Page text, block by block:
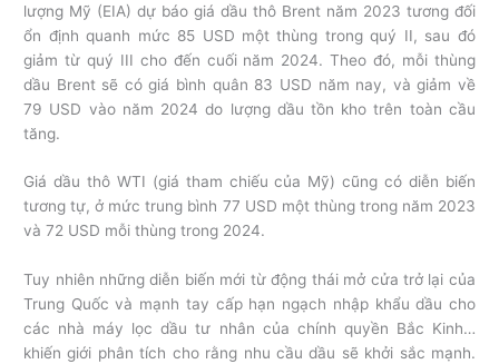
lượng Mỹ (EIA) dự báo giá dầu thô Brent năm 2023 tương đối
ổn định quanh mức 85 USD một thùng trong quý II, sau đó
giảm từ quý III cho đến cuối năm 2024. Theo đó, mỗi thùng
dầu Brent sẽ có giá bình quân 83 USD năm nay, và giảm về
79 USD vào năm 2024 do lượng dầu tồn kho trên toàn cầu
tăng.
Giá dầu thô WTI (giá tham chiếu của Mỹ) cũng có diễn biến
tương tự, ở mức trung bình 77 USD một thùng trong năm 2023
và 72 USD mỗi thùng trong 2024.
Tuy nhiên những diễn biến mới từ động thái mở cửa trở lại của
Trung Quốc và mạnh tay cấp hạn ngạch nhập khẩu dầu cho
các nhà máy lọc dầu tư nhân của chính quyền Bắc Kinh…
khiến giới phân tích cho rằng nhu cầu dầu sẽ khởi sắc mạnh.